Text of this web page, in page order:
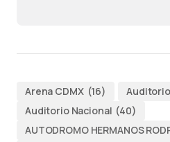
Arena CDMX (16)
Auditorio Nacional (40)
AUTODROMO HERMANOS